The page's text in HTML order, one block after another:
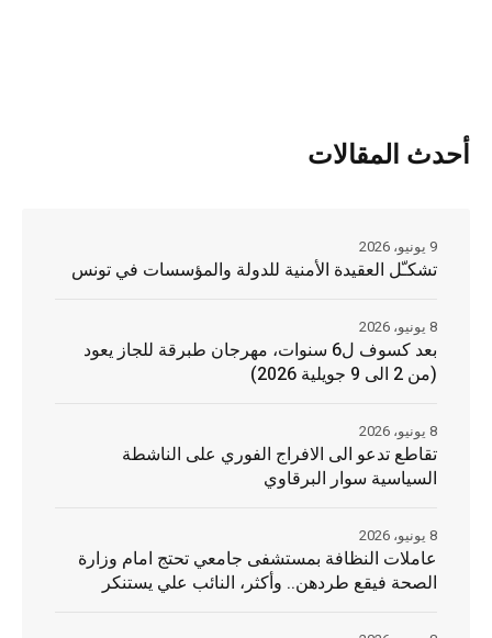
أحدث المقالات
تشكـّل العقيدة الأمنية للدولة والمؤسسات في تونس
9 يونيو، 2026
بعد كسوف ل6 سنوات، مهرجان طبرقة للجاز يعود
(من 2 الى 9 جويلية 2026)
8 يونيو، 2026
تقاطع تدعو الى الافراج الفوري على الناشطة
السياسية سوار البرقاوي
8 يونيو، 2026
عاملات النظافة بمستشفى جامعي تحتج امام وزارة
الصحة فيقع طردهن.. وأكثر، النائب علي يستنكر
8 يونيو، 2026